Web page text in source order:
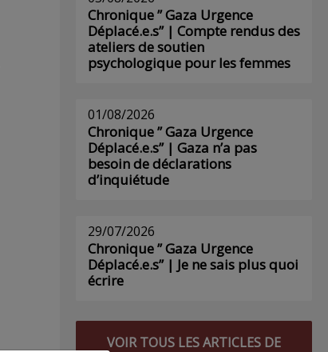
Chronique ” Gaza Urgence
Déplacé.e.s” | Compte rendus des
ateliers de soutien
psychologique pour les femmes
01/08/2026
Chronique ” Gaza Urgence
Déplacé.e.s” | Gaza n’a pas
besoin de déclarations
d’inquiétude
29/07/2026
Chronique ” Gaza Urgence
Déplacé.e.s” | Je ne sais plus quoi
écrire
VOIR TOUS LES ARTICLES DE